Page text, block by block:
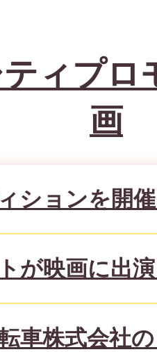
ィプロ
画
ションを開
が映画に出
車株式会社